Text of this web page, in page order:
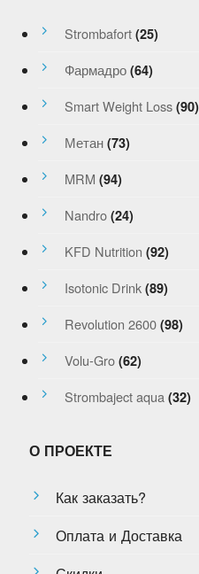
Strombafort (25)
Фармадро (64)
Smart Weight Loss (90)
Метан (73)
MRM (94)
Nandro (24)
KFD Nutrition (92)
Isotonic Drink (89)
Revolution 2600 (98)
Volu-Gro (62)
Strombaject aqua (32)
О ПРОЕКТЕ
Как заказать?
Оплата и Доставка